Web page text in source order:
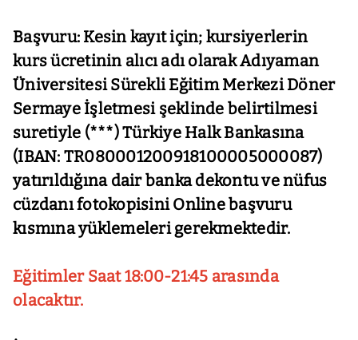
Başvuru: Kesin kayıt için; kursiyerlerin
kurs ücretinin alıcı adı olarak Adıyaman
ÜniversitesiSürekli Eğitim Merkezi Döner
Sermaye İşletmesi şeklinde belirtilmesi
suretiyle (***) Türkiye Halk Bankasına
(IBAN: TR080001200918100005000087)
yatırıldığına dairbanka dekontu ve nüfus
cüzdanı fotokopisini Online başvuru
kısmına yüklemeleri gerekmektedir.
Eğitimler Saat 18:00-21:45 arasında
olacaktır.